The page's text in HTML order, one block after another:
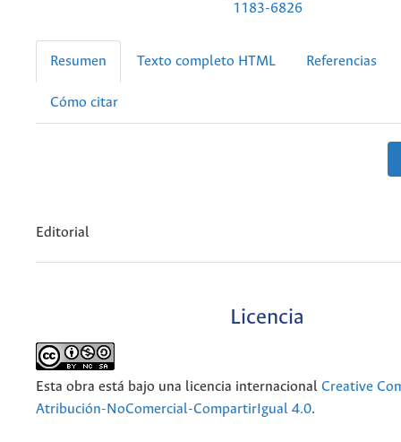
1183-6826
Resumen Texto completo HTML Referencias
Cómo citar
Editorial
Licencia
Esta obra está bajo una licencia internacional Creative
Atribución-NoComercial-CompartirIgual 4.0.